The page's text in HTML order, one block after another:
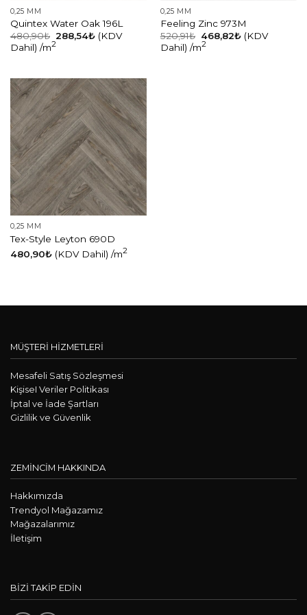
0,25 MM
Quintex Water Oak 196L
480,90₺ 288,54₺ (KDV
Dahil) /m2
0,25 MM
Feeling Zinc 973M
520,91₺ 468,82₺ (KDV
Dahil) /m2
0,25 MM
Tex-Style Leyton 690D
480,90₺ (KDV Dahil) /m2
MÜŞTERİ HİZMETLERİ
Mesafeli Satış Sözleşmesi
KişiseI Veriler Politikası
İptal ve İade Şartları
Gizlilik ve Güvenlik
ZEMİNCİM HAKKINDA
Hakkımızda
Trendyol Mağazamız
Mağazalarımız
İletişim
BİZİ TAKİP EDİN